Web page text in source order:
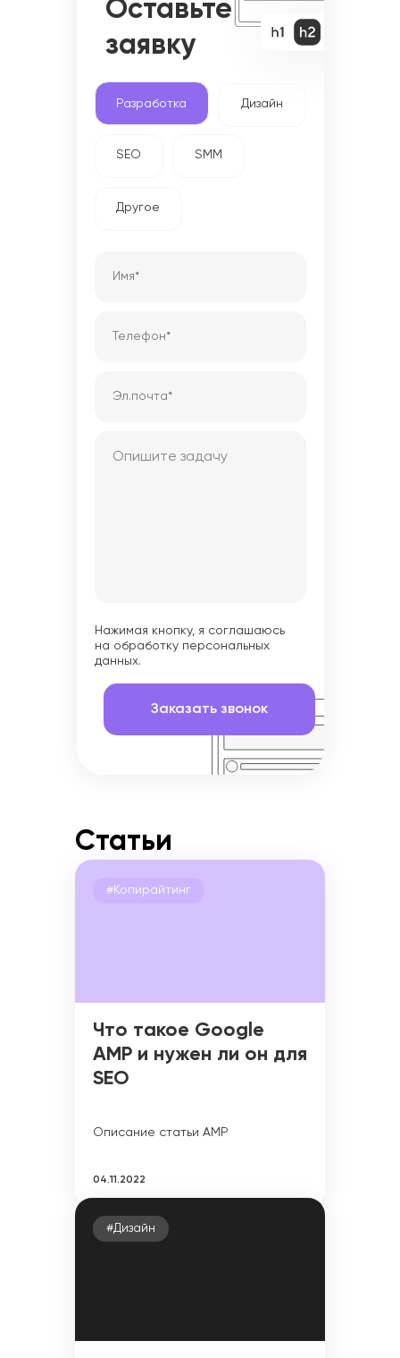
Оставьте
заявку
Разработка Дизайн
SEO SMM
Другое
Нажимая кнопку, я соглашаюсь
на обработку персональных
данных.
Статьи
#Копирайтинг
Что такое Google
AMP и нужен ли он для
SEO
Описание статьи AMP
04.11.2022
#Дизайн